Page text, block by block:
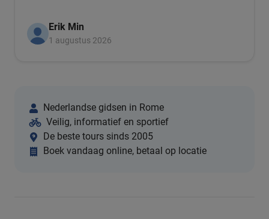
maar binnen enkele minuten werd er een
nieuwe fiets gebracht. Ik kan dit van harte
Erik Min
1 augustus 2026
Nederlandse gidsen in Rome
Veilig, informatief en sportief
De beste tours sinds 2005
Boek vandaag online, betaal op locatie